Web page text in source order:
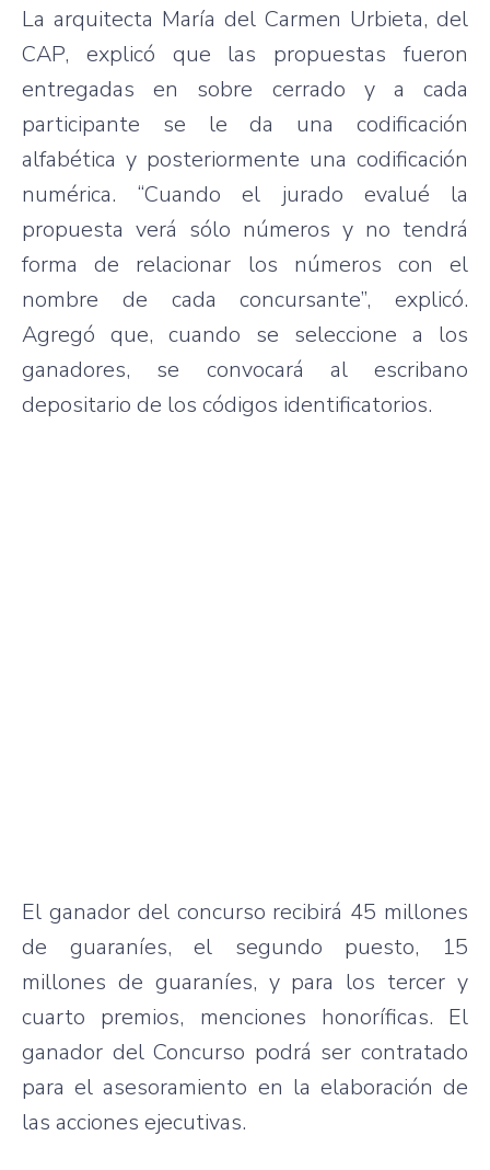
La arquitecta María del Carmen Urbieta, del
CAP, explicó que las propuestas fueron
entregadas en sobre cerrado y a cada
participante se le da una codificación
alfabética y posteriormente una codificación
numérica. “Cuando el jurado evalué la
propuesta verá sólo números y no tendrá
forma de relacionar los números con el
nombre de cada concursante”, explicó.
Agregó que, cuando se seleccione a los
ganadores, se convocará al escribano
depositario de los códigos identificatorios.
El ganador del concurso recibirá 45 millones
de guaraníes, el segundo puesto, 15
millones de guaraníes, y para los tercer y
cuarto premios, menciones honoríficas. El
ganador del Concurso podrá ser contratado
para el asesoramiento en la elaboración de
las acciones ejecutivas.